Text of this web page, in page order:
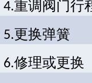
4.重调阀门行
5.更换弹簧
6.修理或更换